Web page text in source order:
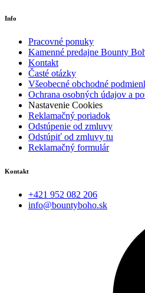
Info
Pracovné ponuky
Kamenné predajne Bounty
Kontakt
Časté otázky
Všeobecné obchodné
Ochrana osobných údajov a
Nastavenie Cookies
Reklamačný poriadok
Odstúpenie od zmluvy
Odstúpiť od zmluvy tu
Reklamačný formulár
Kontakt
+421 952 082 206
info@bountyboho.sk